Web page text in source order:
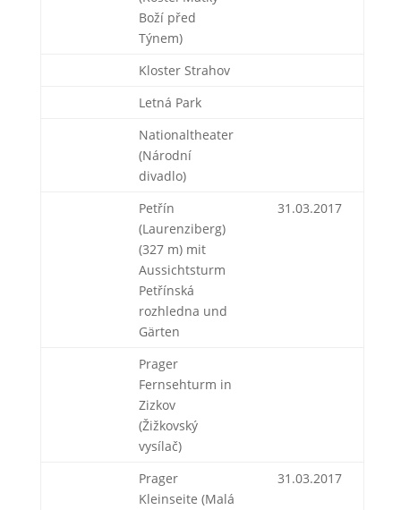
Boží před
Týnem)
Kloster Strahov
Letná Park
Nationaltheater
(Národní
divadlo)
Petřín
(Laurenziberg)
(327 m) mit
Aussichtsturm
Petřínská
rozhledna und
Gärten
31.03.2017
Prager
Fernsehturm in
Zizkov
(Žižkovský
vysílač)
Prager
Kleinseite (Malá
31.03.2017